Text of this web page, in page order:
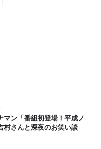
村さんと深夜のお笑い談